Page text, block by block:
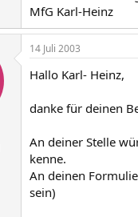
MfG Karl-Heinz
14 Juli 2003
Hallo Karl- Heinz,
danke für deinen
An deiner Stelle
kenne.
An deinen
sein)